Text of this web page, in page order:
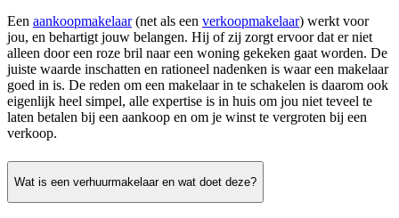
Een aankoopmakelaar(net als een verkoopmakelaar) werkt voor
jou, en behartigt jouw belangen. Hij of zij zorgt ervoor dat er niet
alleen door een roze bril naar een woning gekeken gaat worden. De
juiste waarde inschatten en rationeel nadenken is waar een makelaar
goed in is. De reden om een makelaar in te schakelen is daarom ook
eigenlijk heel simpel, alle expertise is in huis om jou niet teveel te
laten betalen bij een aankoop en om je winst te vergroten bij een
verkoop.
Wat is een verhuurmakelaar en wat doet deze?